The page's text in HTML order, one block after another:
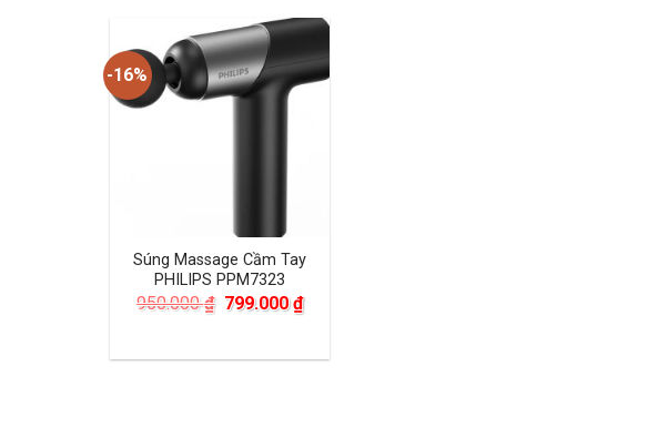
-16%
Súng Massage Cầm Tay
PHILIPS PPM7323
950.000₫ Giá
950.000 ₫.
799.000₫Giá
hiện
là: